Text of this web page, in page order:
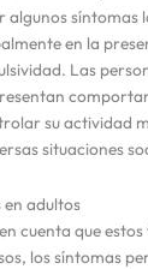
síntomas
en la
Las
su actividad
situaciones
en adultos
cuenta que
los síntomas